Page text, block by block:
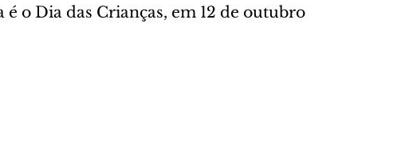
o Dia das Crianças, em 12 de outubro